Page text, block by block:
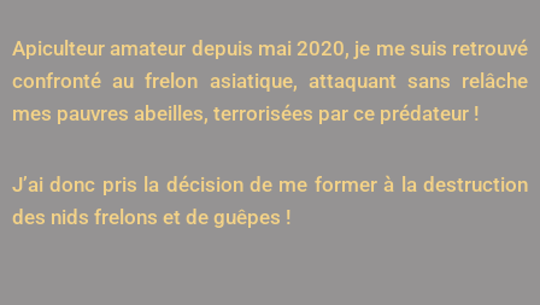
Apiculteur amateur depuis mai 2020, je me suis retrouvé
confronté au frelon asiatique, attaquant sans relâche
mes pauvres abeilles, terrorisées par ce prédateur !
J’ai donc pris la décision de me former à la destruction
des nids frelons et de guêpes !